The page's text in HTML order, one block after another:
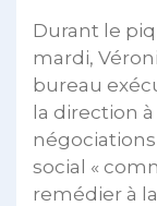
Durant le
mardi,
bureau
la direction
social «
remédier à